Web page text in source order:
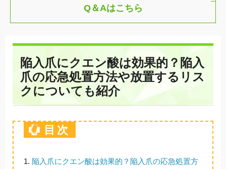
Q＆Aはこちら
陥入爪にクエン酸は効果的？陥入
爪の応急処置方法や放置するリス
クについても紹介
目次
1. 陥入爪にクエン酸は効果的？陥入爪の応急処置方